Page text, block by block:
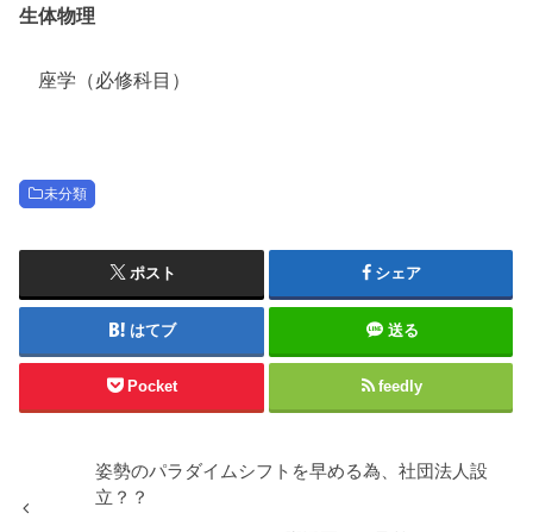
生体物理
座学（必修科目）
未分類
ポスト シェア
はてブ 送る
Pocket feedly
姿勢のパラダイムシフトを早める為、社団法人設
立？？